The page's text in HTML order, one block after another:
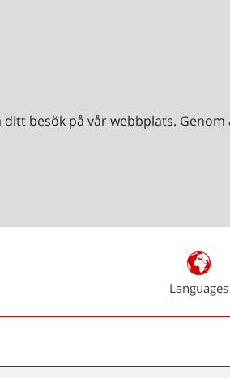
besök på vår webbplats.
Languages